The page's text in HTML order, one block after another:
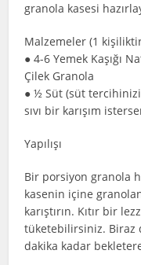
granola kasesi
Malzemeler (1
● 4-6 Yemek Kaşığı
Çilek Granola
● ½ Süt (süt
sıvı bir karışım
Yapılışı
Bir porsiyon granola
kasenin içine
karıştırın. Kıtır bir
tüketebilirsiniz. Biraz
dakika kadar